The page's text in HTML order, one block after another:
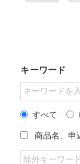
キーワード
すべて
商品名、申